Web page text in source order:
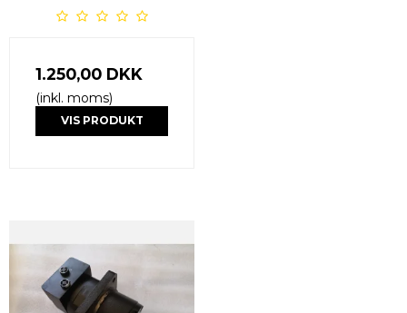
1.250,00 DKK
(inkl. moms)
VIS PRODUKT